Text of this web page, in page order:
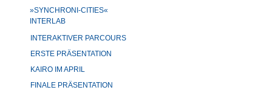
»SYNCHRONI-CITIES«
INTERLAB
INTERAKTIVER PARCOURS
ERSTE PRÄSENTATION
KAIRO IM APRIL
FINALE PRÄSENTATION